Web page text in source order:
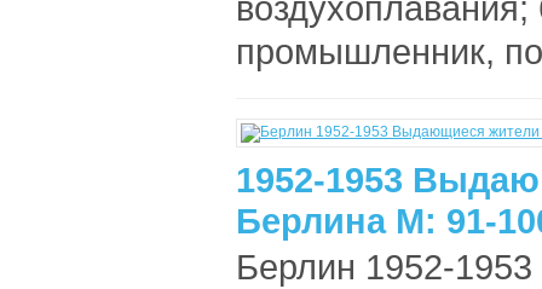
промышленник,
1952-1953
Берлина М: 91-
Берлин 1952-